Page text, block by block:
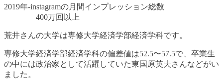
2019年-instagramの月間インプレッション総数
400万回以上
荒井さんの大学は専修大学経済学部経済学科です。
専修大学経済学部経済学科の偏差値は52.5〜57.5で、卒業生
の中には政治家として活躍していた東国原英夫さんなどがい
ました 。